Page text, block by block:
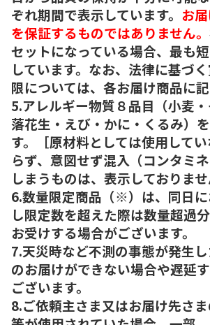
ぞれ期間で表示しています。 お
を保証するものではありません。
セットになっている場合、最も
しています。なお、法律に基づ
限については、各お届け商品に記
5.アレルギー物質８品目（小麦
落花生・えび・かに・くるみ）
す。［原材料としては使用して
らず、意図せず混入（コンタミ
しまうものは、表示しておりませ
6.数量限定商品（※）は、同日
し限定数を超えた際は数量超過
お受けする場合がございます。
7.天災時など不測の事態が発生
のお届けができない場合や遅延
ございます。
8.ご依頼主さま又はお届け先さ